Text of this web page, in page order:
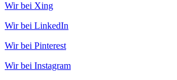
Wir bei Xing
Wir bei LinkedIn
Wir bei Pinterest
Wir bei Instagram